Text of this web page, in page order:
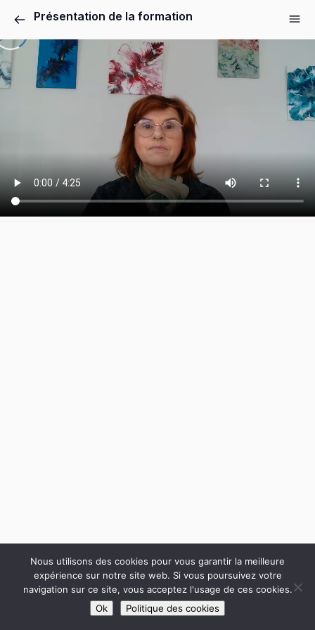
Présentation de la formation
Nous utilisons des cookies pour vous garantir la meilleure
expérience sur notre site web. Si vous poursuivez votre
navigation sur ce site, vous acceptez l'usage de ces cookies.
Ok
Politique des cookies